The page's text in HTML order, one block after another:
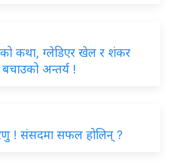
कथा, ग्लेडिएर खेल र शंकर
अन्तर्य !
! संसदमा सफल होलिन् ?